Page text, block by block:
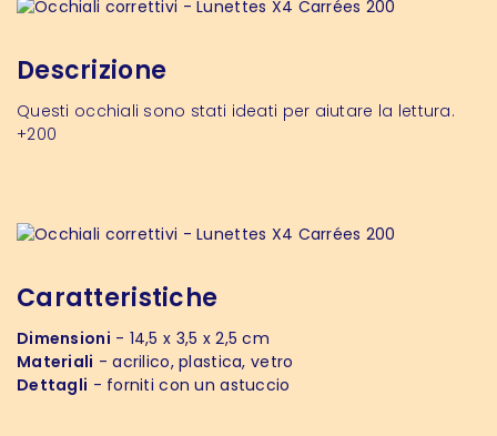
Descrizione
Questi occhiali sono stati ideati per aiutare la lettura.
+200
Caratteristiche
Dimensioni - 14,5 x 3,5 x 2,5 cm
Materiali - acrilico, plastica, vetro
Dettagli - forniti con un astuccio